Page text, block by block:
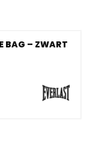
BAG – ZWART